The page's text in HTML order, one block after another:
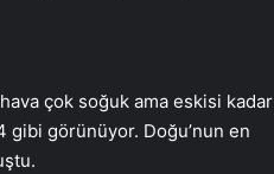
hava çok soğuk ama eskisi kadar
gibi görünüyor. Doğu’nun en
yıldır kayıp olan Nagihan’ın katili
çıktı: Üzerine beton dökülmüş